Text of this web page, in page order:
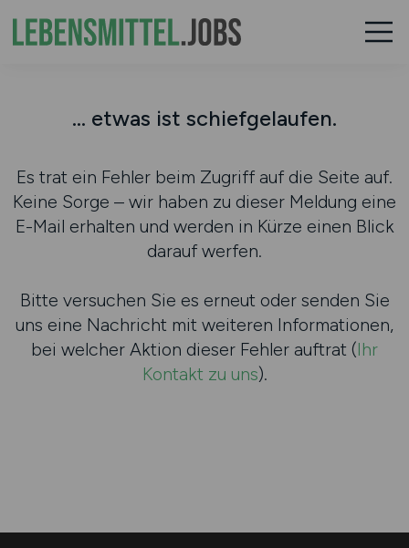
... etwas ist schiefgelaufen.
Es trat ein Fehler beim Zugriff auf die Seite auf.
Keine Sorge – wir haben zu dieser Meldung eine
E-Mail erhalten und werden in Kürze einen Blick
darauf werfen.
Bitte versuchen Sie es erneut oder senden Sie
uns eine Nachricht mit weiteren Informationen,
bei welcher Aktion dieser Fehler auftrat (Ihr
Kontakt zu uns).